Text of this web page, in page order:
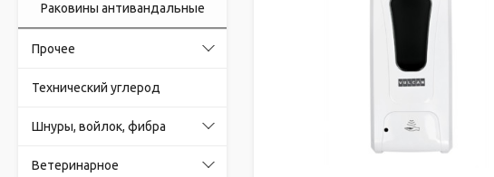
Раковины антивандальные
Прочее
Технический углерод
Шнуры, войлок, фибра
Ветеринарное